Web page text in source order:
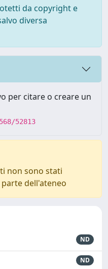
da copyright e
diversa
per citare o creare un
52813
non sono stati
dell'ateneo
ND
ND